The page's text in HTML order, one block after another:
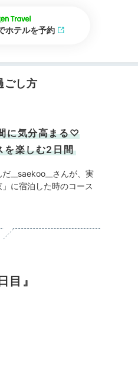
ホテルを予約
ごし方
に気分高まる♡
を楽しむ2日間
__saekoo__さんが、実
に宿泊した時のコース
目